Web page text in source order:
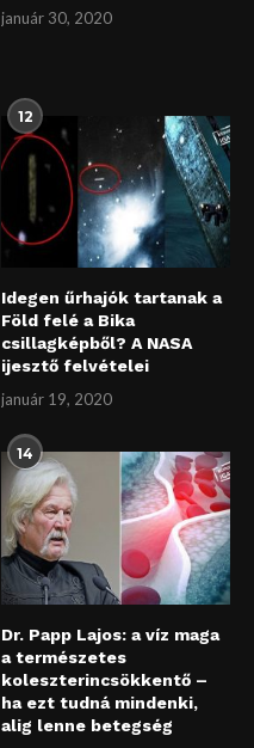
január 30, 2020
12
Idegen űrhajók tartanak a
Föld felé a Bika
csillagképből? A NASA
ijesztő felvételei
január 19, 2020
14
Dr. Papp Lajos: a víz maga
a természetes
koleszterincsökkentő –
ha ezt tudná mindenki,
alig lenne betegség